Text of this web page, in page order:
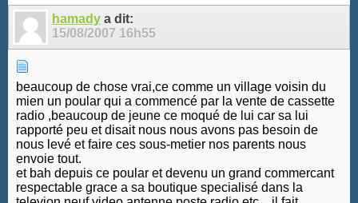
hamady a dit:
15/08/2007 16h55
beaucoup de chose vrai,ce comme un village voisin du
mien un poular qui a commencé par la vente de cassette
radio ,beaucoup de jeune ce moqué de lui car sa lui
rapporté peu et disait nous nous avons pas besoin de
nous levé et faire ces sous-metier nos parents nous
envoie tout.
et bah depuis ce poular et devenu un grand commercant
respectable grace a sa boutique specialisé dans la